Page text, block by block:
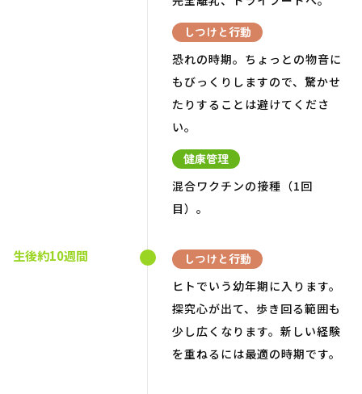
しつけと行動
恐れの時期。ちょっとの物音に
もびっくりしますので、驚かせ
たりすることは避けてくださ
い。
健康管理
混合ワクチンの接種（1回
目）。
生後約10週間
しつけと行動
ヒトでいう幼年期に入ります。
探究心が出て、歩き回る範囲も
少し広くなります。新しい経験
を重ねるには最適の時期です。